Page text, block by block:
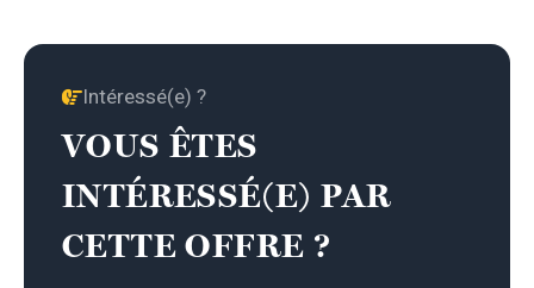
Intéressé(e) ?
VOUS ÊTES
INTÉRESSÉ(E) PAR
CETTE OFFRE ?